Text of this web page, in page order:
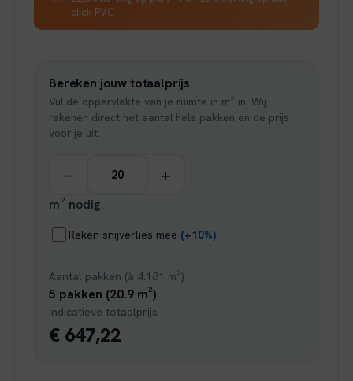
click PVC
Bereken jouw totaalprijs
Vul de oppervlakte van je ruimte in m² in. Wij
rekenen direct het aantal hele pakken en de prijs
voor je uit.
− +
m² nodig
Reken snijverlies mee (+10%)
Aantal pakken (à 4.181 m²)
5 pakken (20.9 m²)
Indicatieve totaalprijs
€ 647,22